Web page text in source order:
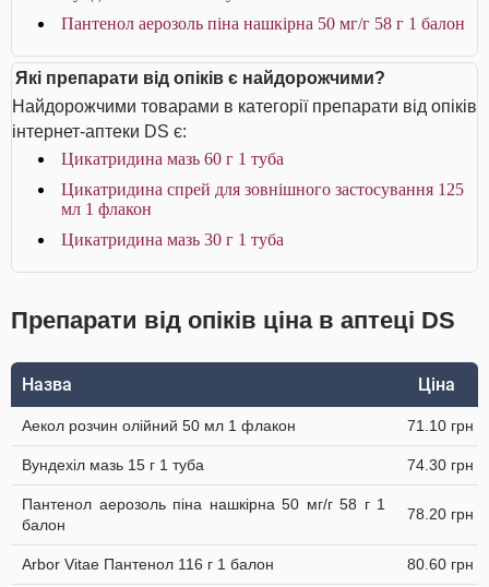
Пантенол аерозоль піна нашкірна 50 мг/г 58 г 1 балон
Які препарати від опіків є найдорожчими?
Найдорожчими товарами в категорії препарати від опіків
інтернет-аптеки DS є:
Цикатридина мазь 60 г 1 туба
Цикатридина спрей для зовнішного застосування 125
мл 1 флакон
Цикатридина мазь 30 г 1 туба
Препарати від опіків ціна в аптеці DS
Назва Ціна
Аекол розчин олійний 50 мл 1 флакон 71.10 грн
Вундехіл мазь 15 г 1 туба 74.30 грн
Пантенол аерозоль піна нашкірна 50 мг/г 58 г 1
балон
78.20 грн
Arbor Vitae Пантенол 116 г 1 балон 80.60 грн